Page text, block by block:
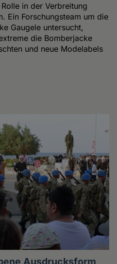
in der Verbreitung
Ein Forschungsteam um die
Gaugele untersucht,
die Bomberjacke
und neue Modelabels
Ausdrucksform